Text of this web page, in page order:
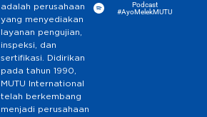
adalah perusahaan
yang menyediakan
layanan pengujian,
inspeksi, dan
sertifikasi. Didirikan
pada tahun 1990,
MUTU International
telah berkembang
menjadi perusahaan
Podcast
#AyoMelekMUTU